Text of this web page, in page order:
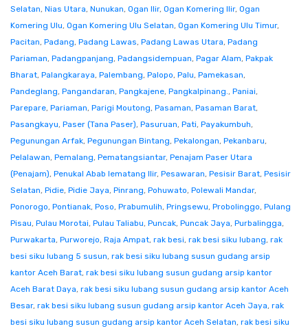
Selatan, Nias Utara, Nunukan, Ogan Ilir, Ogan Komering Ilir, Ogan
Komering Ulu, Ogan Komering Ulu Selatan, Ogan Komering Ulu Timur,
Pacitan, Padang, Padang Lawas, Padang Lawas Utara, Padang
Pariaman, Padangpanjang, Padangsidempuan, Pagar Alam, Pakpak
Bharat, Palangkaraya, Palembang, Palopo, Palu, Pamekasan,
Pandeglang, Pangandaran, Pangkajene, Pangkalpinang., Paniai,
Parepare, Pariaman, Parigi Moutong, Pasaman, Pasaman Barat,
Pasangkayu, Paser (Tana Paser), Pasuruan, Pati, Payakumbuh,
Pegunungan Arfak, Pegunungan Bintang, Pekalongan, Pekanbaru,
Pelalawan, Pemalang, Pematangsiantar, Penajam Paser Utara
(Penajam), Penukal Abab lematang Ilir, Pesawaran, Pesisir Barat, Pesisir
Selatan, Pidie, Pidie Jaya, Pinrang, Pohuwato, Polewali Mandar,
Ponorogo, Pontianak, Poso, Prabumulih, Pringsewu, Probolinggo, Pulang
Pisau, Pulau Morotai, Pulau Taliabu, Puncak, Puncak Jaya, Purbalingga,
Purwakarta, Purworejo, Raja Ampat, rak besi, rak besi siku lubang, rak
besi siku lubang 5 susun, rak besi siku lubang susun gudang arsip
kantor Aceh Barat, rak besi siku lubang susun gudang arsip kantor
Aceh Barat Daya, rak besi siku lubang susun gudang arsip kantor Aceh
Besar, rak besi siku lubang susun gudang arsip kantor Aceh Jaya, rak
besi siku lubang susun gudang arsip kantor Aceh Selatan, rak besi siku